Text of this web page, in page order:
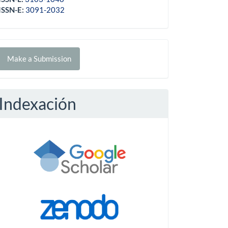
E: 3091-2032
Make a Submission